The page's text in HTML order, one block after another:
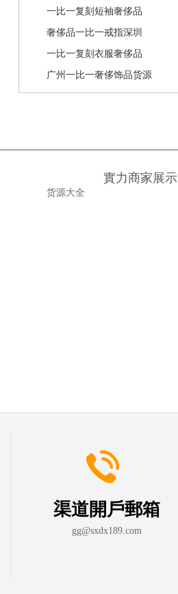
一比一复刻短袖奢侈品
奢侈品一比一戒指深圳
一比一复刻衣服奢侈品
广州一比一奢侈饰品货源
實力商家展示
货源大全
渠道開戶郵箱
gg@sxdx189.com